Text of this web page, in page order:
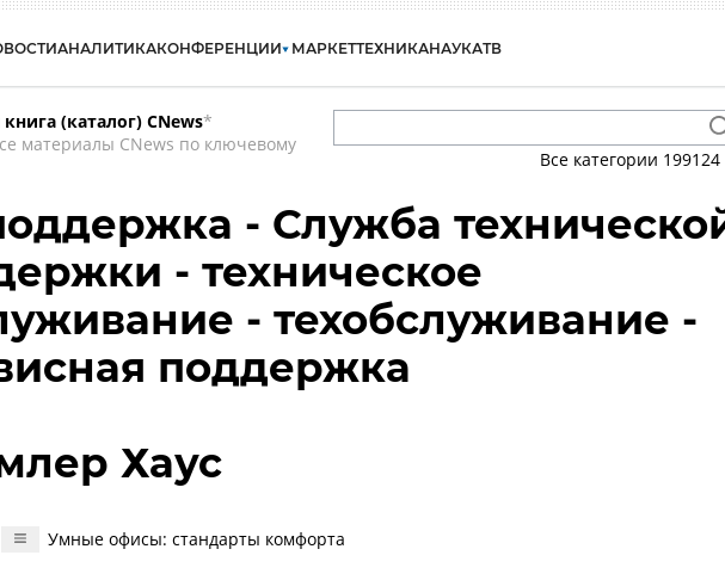
АНАЛИТИКАКОНФЕРЕНЦИИ МАРКЕТТЕХНИКАНАУКАТВ
(каталог) CNews*
материалы CNews по ключевому
Все категории 199124
- Служба
- техническое
- техобслуживание -
поддержка
Хаус
Умные офисы: стандарты комфорта